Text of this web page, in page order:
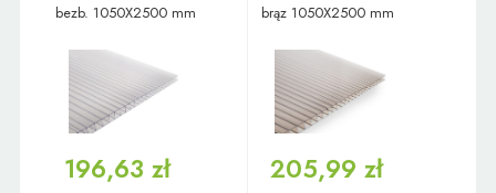
bezb. 1050X2500 mm
196,63 zł
brąz 1050X2500 mm
205,99 zł